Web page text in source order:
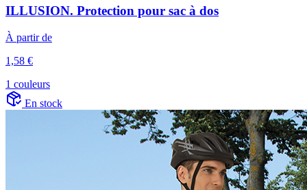
ILLUSION. Protection pour sac à dos
À partir de
1,58 €
1 couleurs
En stock